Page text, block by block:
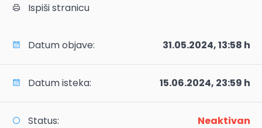
Ispiši stranicu
Datum objave: 31.05.2024, 13:58 h
Datum isteka: 15.06.2024, 23:59 h
Status: Neaktivan